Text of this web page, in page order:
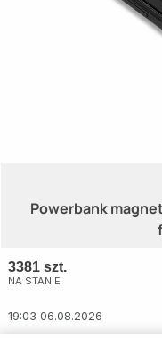
Powerbank
3381 szt.
NA STANIE
19:03 06.08.2026